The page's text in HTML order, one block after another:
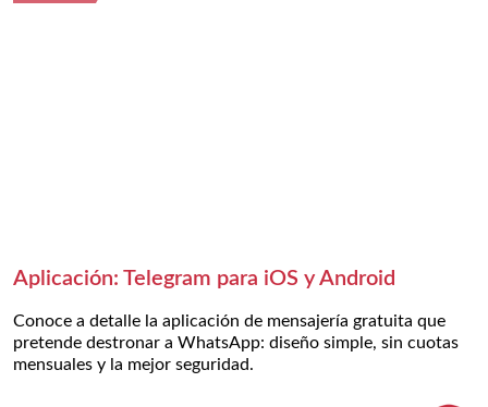
Aplicación: Telegram para iOS y Android
Conoce a detalle la aplicación de mensajería gratuita que
pretende destronar a WhatsApp: diseño simple, sin cuotas
mensuales y la mejor seguridad.